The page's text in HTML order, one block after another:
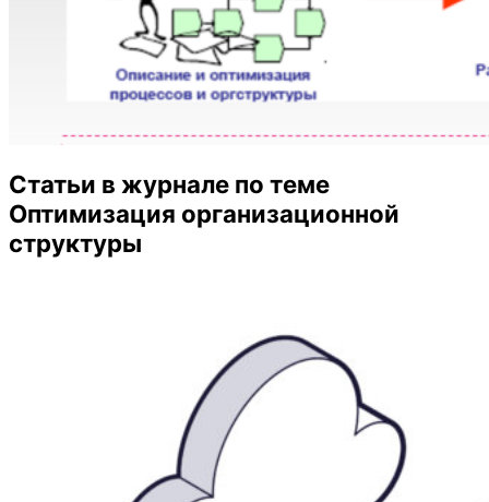
Статьи в журнале по теме
Оптимизация организационной
структуры